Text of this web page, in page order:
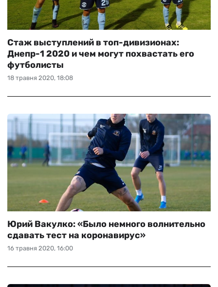
18 травня 2020, 18:08
Стаж выступлений в топ-дивизионах:
Днепр-1 2020 и чем могут похвастать его
футболисты
16 травня 2020, 16:00
Юрий Вакулко: «Было немного волнительно
сдавать тест на коронавирус»